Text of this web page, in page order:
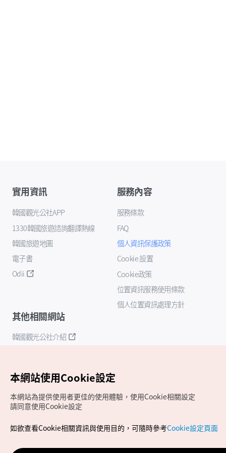
實用資訊
韓國觀光公社APP
1330韓國旅遊諮詢翻譯熱線
韓國旅遊地圖
電子書
Odii
服務內容
服務條款
FAQ
個人資訊保護政策
Cookie 設置
Cookie政策
位置資訊服務使用條款
個人位置資訊處理方針
其他相關網站
韓國觀光公社介紹
Copyrights (c) 韓國觀光公社版權所有
如有相關疑問或建議，歡迎來信至官方信箱
本網站使用Cookie設定
本網站為提供使用者更佳的使用體驗，使用Cookie相關設定
請同意使用Cookie設定
如欲查看Cookie相關資訊與使用目的，可隨時參考Cookie設定頁面